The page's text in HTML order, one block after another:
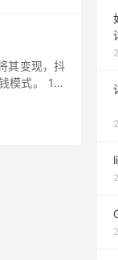
其变现，抖
模式。 1、